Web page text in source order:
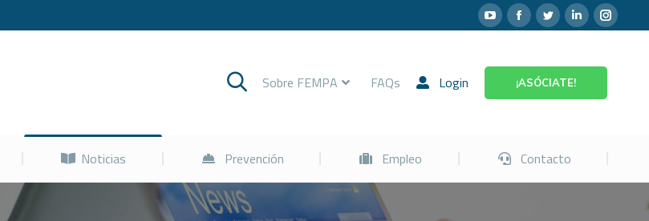
Sobre FEMPA FAQs Login ¡ASÓCIATE!
Noticias Prevención Empleo Contacto
Servicios Noticias Prevención Empleo Contacto